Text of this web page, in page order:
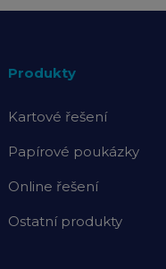
Produkty
Kartové řešení
Papírové poukázky
Online řešení
Ostatní produkty